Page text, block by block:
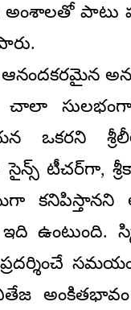
పాటు
సులభంగా
ఒకరని
టీచర్‌గా,
కనిపిస్తానని
ఉంటుంది.
అంకితభావం